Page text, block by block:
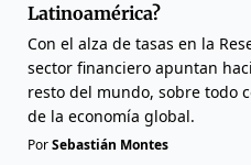
Latinoamérica?
Con el alza de tasas en la
sector financiero apuntan
resto del mundo, sobre todo
de la economía global.
PorSebastián Montes